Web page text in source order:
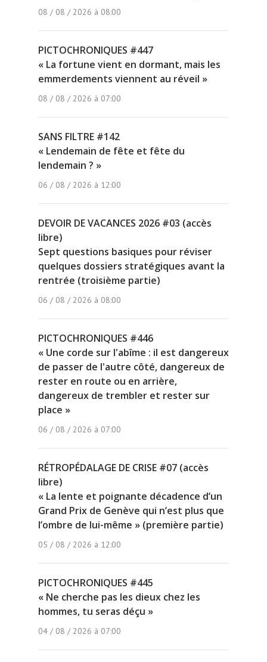
08 / 08 / 2026 à 08:00
PICTOCHRONIQUES #447
« La fortune vient en dormant, mais les
emmerdements viennent au réveil »
08 / 08 / 2026 à 07:00
SANS FILTRE #142
« Lendemain de fête et fête du
lendemain ? »
06 / 08 / 2026 à 12:00
DEVOIR DE VACANCES 2026 #03 (accès
libre)
Sept questions basiques pour réviser
quelques dossiers stratégiques avant la
rentrée (troisième partie)
06 / 08 / 2026 à 08:00
PICTOCHRONIQUES #446
« Une corde sur l'abîme : il est dangereux
de passer de l'autre côté, dangereux de
rester en route ou en arrière,
dangereux de trembler et rester sur
place »
06 / 08 / 2026 à 07:00
RÉTROPÉDALAGE DE CRISE #07 (accès
libre)
« La lente et poignante décadence d’un
Grand Prix de Genève qui n’est plus que
l’ombre de lui-même » (première partie)
05 / 08 / 2026 à 12:00
PICTOCHRONIQUES #445
« Ne cherche pas les dieux chez les
hommes, tu seras déçu »
04 / 08 / 2026 à 07:00